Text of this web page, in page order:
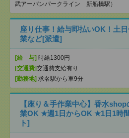
武アーバンパークライン 新船橋駅）
座り仕事！給与即払いOK！土
業など[派遣]
[給 与] 時給1300円
[交通費]交通費支給有り
[勤務地] 求名駅から車9分
【座り＆手作業中心】香水
業OK ★週1日からOK ★1日1時
ト]